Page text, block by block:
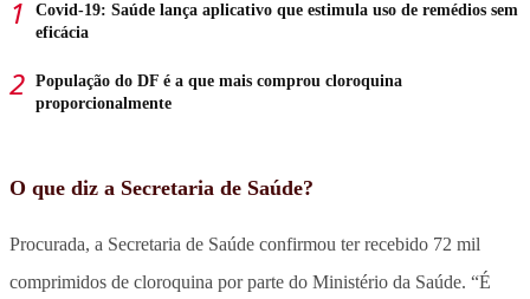
Covid-19: Saúde lança aplicativo que estimula uso de remédios sem
eficácia
População do DF é a que mais comprou cloroquina
proporcionalmente
O que diz a Secretaria de Saúde?
Procurada, a Secretaria de Saúde confirmou ter recebido 72 mil
comprimidos de cloroquina por parte do Ministério da Saúde. “É